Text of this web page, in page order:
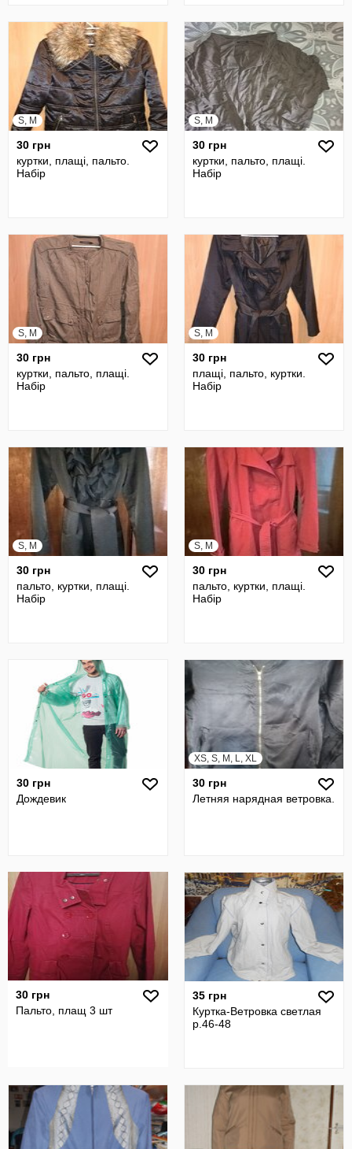
S, M
30 грн
куртки, плащі, пальто.
Набір
S, M
30 грн
куртки, пальто, плащі.
Набір
S, M
30 грн
куртки, пальто, плащі.
Набір
S, M
30 грн
плащі, пальто, куртки.
Набір
S, M
30 грн
пальто, куртки, плащі.
Набір
S, M
30 грн
пальто, куртки, плащі.
Набір
30 грн
Дождевик
XS, S, M, L, XL
30 грн
Летняя нарядная ветровка.
30 грн
Пальто, плащ 3 шт
35 грн
Куртка-Ветровка светлая
р.46-48